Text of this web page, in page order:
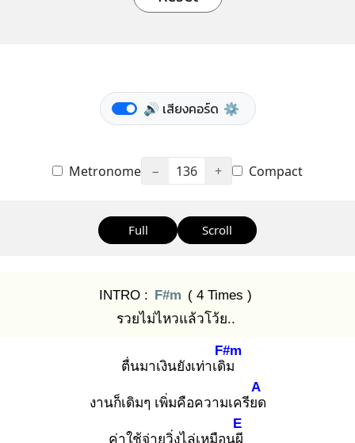
🔊 เสียงคอร์ด ⚙️
Metronome − 136 + Compact
Full Scroll
INTRO : F#m ( 4 Times )
รวยไม่ไหวแล้วโว้ย..
ตื่นมาเงินยังเท่าเดิม
F#m
งานก็เดิมๆ เพิ่มคือความเครียด
A
ค่าใช้จ่ายวิ่งไล่เหมือนผี
E